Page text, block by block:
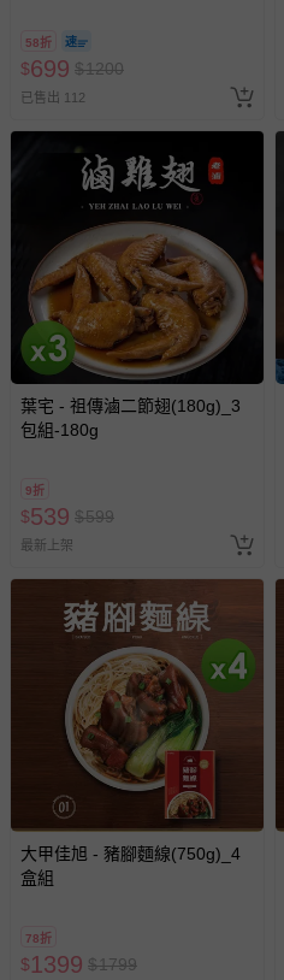
換，依現場梯次安排入場，逾
期作廢) (兒童票(2歲以上)贈一
名陪伴成人)
58折
$699 $1200
已售出 112
葉宅 - 祖傳滷二節翅(180g)_3
包組-180g
9折
$539 $599
最新上架
大甲佳旭 - 豬腳麵線(750g)_4
盒組
78折
$1399 $1799